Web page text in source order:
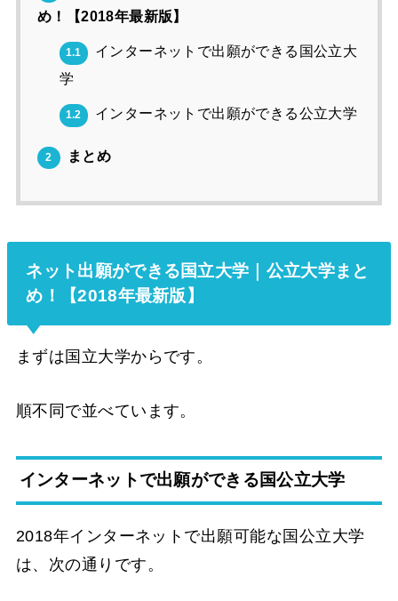
め！【2018年最新版】
1.1
インターネットで出願ができる国公立大
学
1.2 インターネットで出願ができる公立大学
2 まとめ
ネット出願ができる国立大学｜公立大学まと
め！【2018年最新版】
まずは国立大学からです。
順不同で並べています。
インターネットで出願ができる国公立大学
2018年インターネットで出願可能な国公立大学
は、次の通りです。